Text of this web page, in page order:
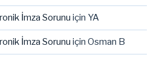
İmza Sorunu için YA
İmza Sorunu için Osman B